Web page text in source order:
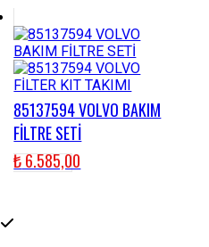
85137594 VOLVO BAKIM
FİLTRE SETİ
₺6.585,00